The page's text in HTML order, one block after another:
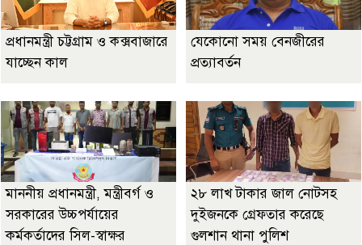
প্রধানমন্ত্রী চট্টগ্রাম ও কক্সবাজারে
যাচ্ছেন কাল
যেকোনো সময় বেনজীরের
প্রত্যাবর্তন
মাননীয় প্রধানমন্ত্রী, মন্ত্রীবর্গ ও
সরকারের উচ্চপর্যায়ের
কর্মকর্তাদের সিল-স্বাক্ষর
২৮ লাখ টাকার জাল নোটসহ
দুইজনকে গ্রেফতার করেছে
গুলশান থানা পুলিশ